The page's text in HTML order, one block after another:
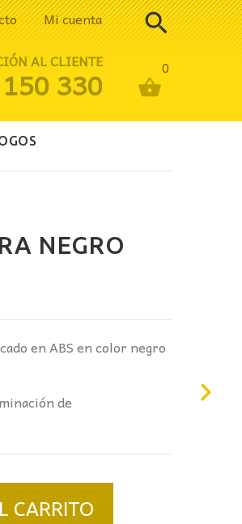
Mi cuenta
0
AL CLIENTE
330
NEGRO
en ABS en color negro
de
CARRITO